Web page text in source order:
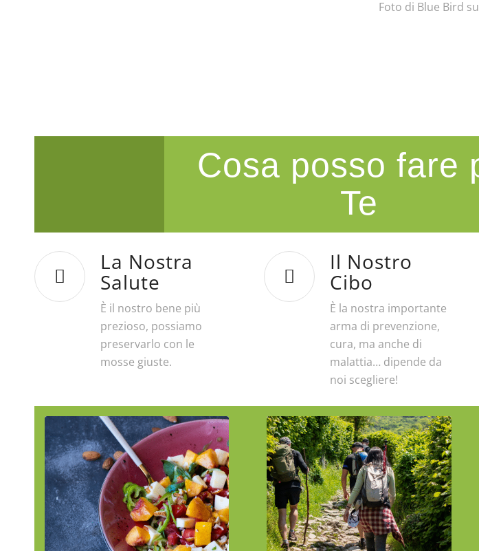
Foto di Blue Bird
Cosa posso fare
Te
La Nostra
Salute
È il nostro bene più
prezioso, possiamo
preservarlo con le
mosse giuste.
Il Nostro
Cibo
È la nostra importante
arma di prevenzione,
cura, ma anche di
malattia… dipende da
noi scegliere!